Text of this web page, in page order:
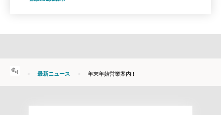
最新ニュース 年末年始営業案内!!